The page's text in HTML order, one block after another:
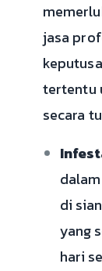
jasa
tertentu
secara
di
yang
hari